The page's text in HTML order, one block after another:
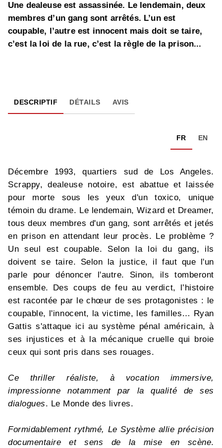
Une dealeuse est assassinée. Le lendemain, deux
membres d’un gang sont arrêtés. L’un est
coupable, l’autre est innocent mais doit se taire,
c’est la loi de la rue, c’est la règle de la prison...
DESCRIPTIF DÉTAILS AVIS
FR EN
Décembre 1993, quartiers sud de Los Angeles.
Scrappy, dealeuse notoire, est abattue et laissée
pour morte sous les yeux d'un toxico, unique
témoin du drame. Le lendemain, Wizard et Dreamer,
tous deux membres d'un gang, sont arrêtés et jetés
en prison en attendant leur procès. Le problème ?
Un seul est coupable. Selon la loi du gang, ils
doivent se taire. Selon la justice, il faut que l'un
parle pour dénoncer l'autre. Sinon, ils tomberont
ensemble. Des coups de feu au verdict, l’histoire
est racontée par le chœur de ses protagonistes : le
coupable, l'innocent, la victime, les familles… Ryan
Gattis s'attaque ici au système pénal américain, à
ses injustices et à la mécanique cruelle qui broie
ceux qui sont pris dans ses rouages.
Ce thriller réaliste, à vocation immersive,
impressionne notamment par la qualité de ses
dialogues. Le Monde des livres.
Formidablement rythmé, Le Système allie précision
documentaire et sens de la mise en scène.